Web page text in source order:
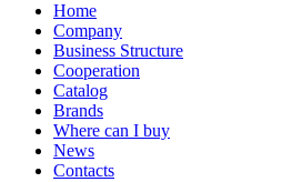
Home
Company
Business Structure
Cooperation
Catalog
Brands
Where can I buy
News
Contacts